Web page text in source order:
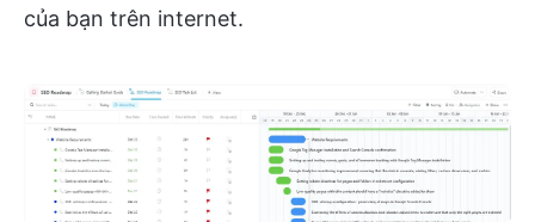
của bạn trên internet.